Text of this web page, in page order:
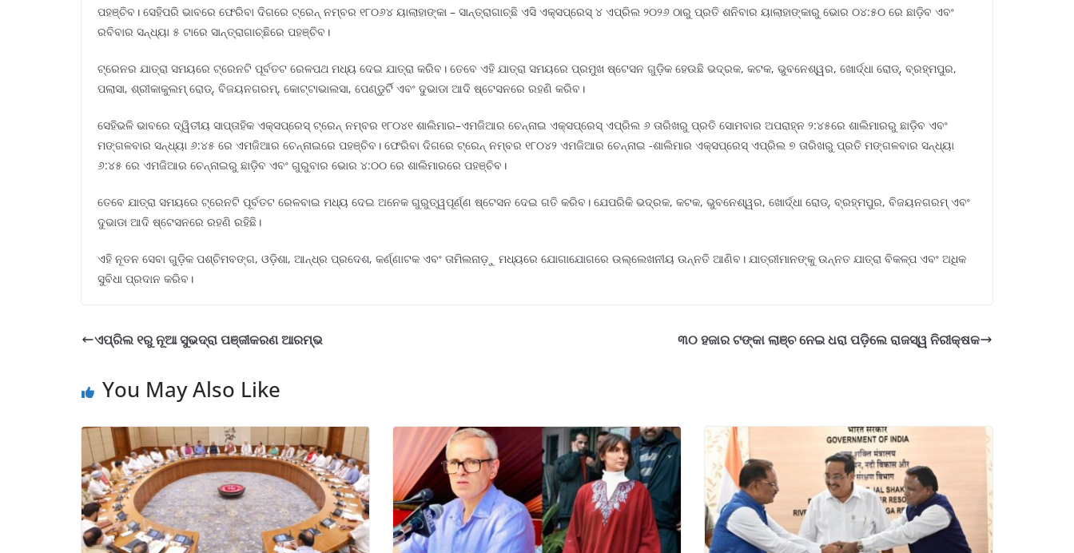
ପହଞ୍ଚିବ। ସେହିପରି ଭାବରେ ଫେରିବା ଦିଗରେ ଟ୍ରେନ୍ ନମ୍ବର ୧୮୦୬୪ ୟାଲାହାଙ୍କା – ସାନ୍ତ୍ରାଗାଚ୍ଛି ଏସି ଏକ୍ସପ୍ରେସ୍ ୪ ଏପ୍ରିଲ ୨୦୨୬ ଠାରୁ ପ୍ରତି ଶନିବାର ୟାଲାହାଙ୍କାରୁ ଭୋର ୦୪:୫୦ ରେ ଛାଡ଼ିବ ଏବଂ
ରବିବାର ସନ୍ଧ୍ୟା ୫ ଟାରେ ସାନ୍ତ୍ରାଗାଚ୍ଛିରେ ପହଞ୍ଚିବ।
ଟ୍ରେନର ଯାତ୍ରା ସମୟରେ ଟ୍ରେନଟି ପୂର୍ବତଟ ରେଳପଥ ମଧ୍ୟ ଦେଇ ଯାତ୍ରା କରିବ। ତେବେ ଏହି ଯାତ୍ରା ସମୟରେ ପ୍ରମୁଖ ଷ୍ଟେସନ ଗୁଡ଼ିକ ହେଉଛି ଭଦ୍ରକ, କଟକ, ଭୁବନେଶ୍ୱର, ଖୋର୍ଦ୍ଧା ରୋଡ୍, ବ୍ରହ୍ମପୁର,
ପଲାସା, ଶ୍ରୀକାକୁଲମ୍ ରୋଡ୍, ବିଜୟନଗରମ୍, କୋଟ୍ଟାଭାଲସା, ପେଣ୍ଡୁର୍ଟି ଏବଂ ଦୁଭାଡା ଆଦି ଷ୍ଟେସନରେ ରହଣି କରିବ।
ସେହିଭଳି ଭାବରେ ଦ୍ୱିତୀୟ ସାପ୍ତାହିକ ଏକ୍ସପ୍ରେସ୍ ଟ୍ରେନ୍ ନମ୍ବର ୧୮୦୪୧ ଶାଲିମାର–ଏମଜିଆର ଚେନ୍ନାଇ ଏକ୍ସପ୍ରେସ୍ ଏପ୍ରିଲ ୬ ତାରିଖରୁ ପ୍ରତି ସୋମବାର ଅପରାହ୍ନ ୨:୪୫ରେ ଶାଲିମାରରୁ ଛାଡ଼ିବ ଏବଂ
ମଙ୍ଗଳବାର ସନ୍ଧ୍ୟା ୬:୪୫ ରେ ଏମଜିଆର ଚେନ୍ନାଇରେ ପହଞ୍ଚିବ। ଫେରିବା ଦିଗରେ ଟ୍ରେନ୍ ନମ୍ବର ୧୮୦୪୨ ଏମଜିଆର ଚେନ୍ନାଇ -ଶାଲିମାର ଏକ୍ସପ୍ରେସ୍ ଏପ୍ରିଲ ୭ ତାରିଖରୁ ପ୍ରତି ମଙ୍ଗଳବାର ସନ୍ଧ୍ୟା
୬:୪୫ ରେ ଏମଜିଆର ଚେନ୍ନାଇରୁ ଛାଡ଼ିବ ଏବଂ ଗୁରୁବାର ଭୋର ୪:୦୦ ରେ ଶାଲିମାରରେ ପହଞ୍ଚିବ।
ତେବେ ଯାତ୍ରା ସମୟରେ ଟ୍ରେନଟି ପୂର୍ବତଟ ରେଳବାଇ ମଧ୍ୟ ଦେଇ ଅନେକ ଗୁରୁତ୍ୱପୂର୍ଣ୍ଣ ଷ୍ଟେସନ ଦେଇ ଗତି କରିବ। ଯେପରିକି ଭଦ୍ରକ, କଟକ, ଭୁବନେଶ୍ୱର, ଖୋର୍ଦ୍ଧା ରୋଡ୍, ବ୍ରହ୍ମପୁର, ବିଜୟନଗରମ୍ ଏବଂ
ଦୁଭାଡା ଆଦି ଷ୍ଟେସନରେ ରହଣି ରହିଛି।
ଏହି ନୂତନ ସେବା ଗୁଡ଼ିକ ପଶ୍ଚିମବଙ୍ଗ, ଓଡ଼ିଶା, ଆନ୍ଧ୍ର ପ୍ରଦେଶ, କର୍ଣ୍ଣାଟକ ଏବଂ ତାମିଲନାଡ଼ୁ ମଧ୍ୟରେ ଯୋଗାଯୋଗରେ ଉଲ୍ଲେଖନୀୟ ଉନ୍ନତି ଆଣିବ। ଯାତ୍ରୀମାନଙ୍କୁ ଉନ୍ନତ ଯାତ୍ରା ବିକଳ୍ପ ଏବଂ ଅଧିକ
ସୁବିଧା ପ୍ରଦାନ କରିବ।
ଏପ୍ରିଲ ୧ରୁ ନୂଆ ସୁଭଦ୍ରା ପଞ୍ଜୀକରଣ ଆରମ୍ଭ ୩୦ ହଜାର ଟଙ୍କା ଲାଞ୍ଚ ନେଇ ଧରା ପଡ଼ିଲେ ରାଜସ୍ୱ ନିରୀକ୍ଷକ
You May Also Like